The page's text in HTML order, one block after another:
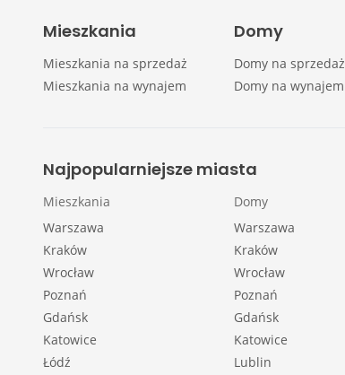
Mieszkania
Mieszkania na sprzedaż
Mieszkania na wynajem
Domy
Domy na sprzedaż
Domy na wynajem
Najpopularniejsze miasta
Mieszkania
Warszawa
Kraków
Wrocław
Poznań
Gdańsk
Katowice
Łódź
Domy
Warszawa
Kraków
Wrocław
Poznań
Gdańsk
Katowice
Lublin